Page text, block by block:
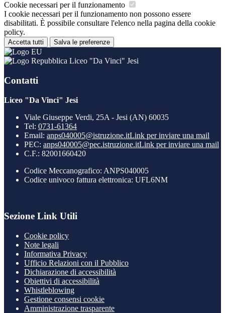
Cookie necessari per il funzionamento
I cookie necessari per il funzionamento non possono essere
disabilitati. È possibile consultare l'elenco nella pagina della cookie
policy.
Accetta tutti Salva le preferenze
Liceo "Da Vinci" Jesi
Contatti
Liceo "Da Vinci" Jesi
Viale Giuseppe Verdi, 25A - Jesi (AN) 60035
Tel: 0731-61364
Email: anps040005@istruzione.itLink per inviare una mail
PEC: anps040005@pec.istruzione.itLink per inviare una mail
C.F.: 82001660420
Codice Meccanografico: ANPS040005
Codice univoco fattura elettronica: UFL6NM
Sezione Link Utili
Cookie policy
Note legali
Informativa Privacy
Ufficio Relazioni con il Pubblico
Dichiarazione di accessibilità
Obiettivi di accessibilità
Whistleblowing
Gestione consensi cookie
Amministrazione trasparente